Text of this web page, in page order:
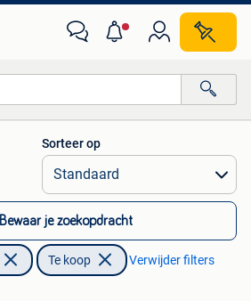
Alle afstanden…
Sorteer op
Bewaar je zoekopdracht
Te koop Verwijder filters